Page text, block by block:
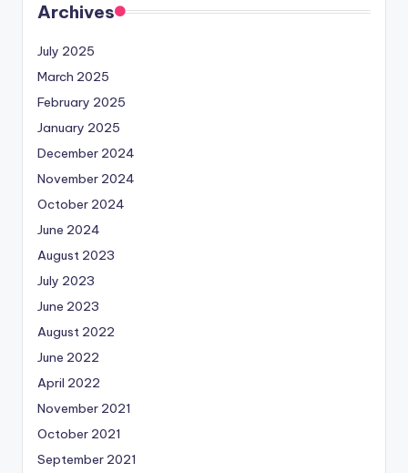
Archives
July 2025
March 2025
February 2025
January 2025
December 2024
November 2024
October 2024
June 2024
August 2023
July 2023
June 2023
August 2022
June 2022
April 2022
November 2021
October 2021
September 2021